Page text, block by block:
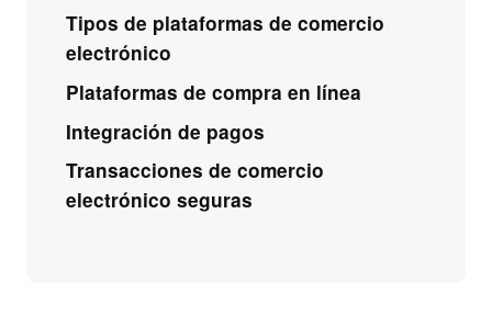
Tipos de plataformas de comercio
electrónico
Plataformas de compra en línea
Integración de pagos
Transacciones de comercio
electrónico seguras